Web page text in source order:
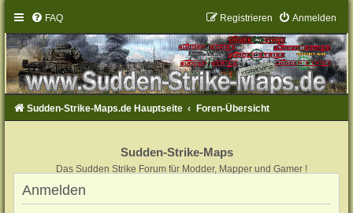
FAQ Anmelden
Registrieren
Sudden-Strike-Maps.de Hauptseite Foren-Übersicht
Sudden-Strike-Maps
Das Sudden Strike Forum für Modder, Mapper und Gamer !
Anmelden